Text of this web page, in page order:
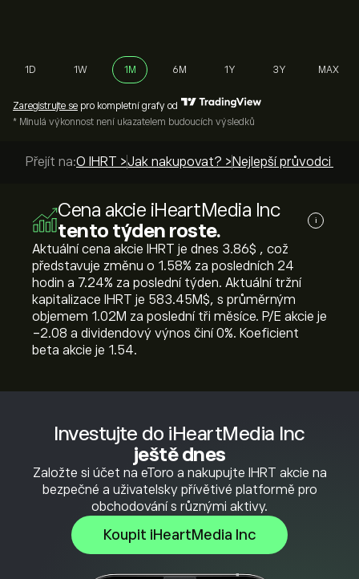
Investujte do iHeartMedia Inc
ještě dnes
Založte si účet na eToro a nakupujte IHRT akcie na
bezpečné a uživatelsky přívětivé platformě pro
obchodování s různými aktivy.
Koupit iHeartMedia Inc
1D 1W 1M 6M 1Y 3Y MAX
Zaregistrujte se pro kompletní grafy od
* Minulá výkonnost není ukazatelem budoucích výsledků
Přejít na:O IHRT >Jak nakupovat? > Nejlepší průvodci >
Cena akcie iHeartMedia Inc
tento týden roste.
i
Aktuální cena akcie IHRT je dnes 3.86‎$‎ , což
představuje změnu o ‎1.58‎% za posledních 24
hodin a ‎7.24‎% za poslední týden. Aktuální tržní
kapitalizace IHRT je 583.45M‎$‎, s průměrným
objemem 1.02M za poslední tři měsíce. P/E akcie je
-2.08 a dividendový výnos činí 0%. Koeficient
beta akcie je 1.54.